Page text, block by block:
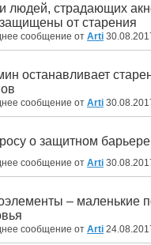
людей, страдающих
от старения
сообщение от Arti
останавливает
сообщение от Arti
о защитном
сообщение от Arti
– маленькие
сообщение от Arti